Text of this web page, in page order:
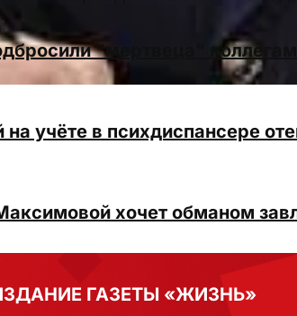
"мертвеца"
учёте в психдиспансере
хочет обманом
ГАЗЕТЫ «ЖИЗНЬ»